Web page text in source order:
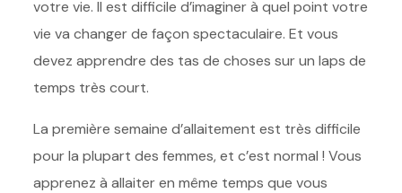
votre vie. Il est difficile d’imaginer à quel point votre
vie va changer de façon spectaculaire. Et vous
devez apprendre des tas de choses sur un laps de
temps très court.
La première semaine d’allaitement est très difficile
pour la plupart des femmes, et c’est normal ! Vous
apprenez à allaiter en même temps que vous